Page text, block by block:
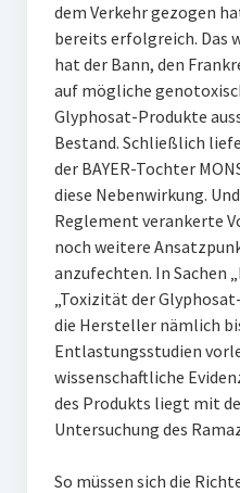
dem Verkehr gezogen
bereits erfolgreich. Das
hat der Bann, den
auf mögliche
Glyphosat-Produkte
Bestand. Schließlich
der BAYER-Tochter
diese Nebenwirkung.
Reglement verankerte
noch weitere
anzufechten. In Sachen
„Toxizität der
die Hersteller nämlich
Entlastungsstudien
wissenschaftliche
des Produkts liegt mit
Untersuchung des
So müssen sich die